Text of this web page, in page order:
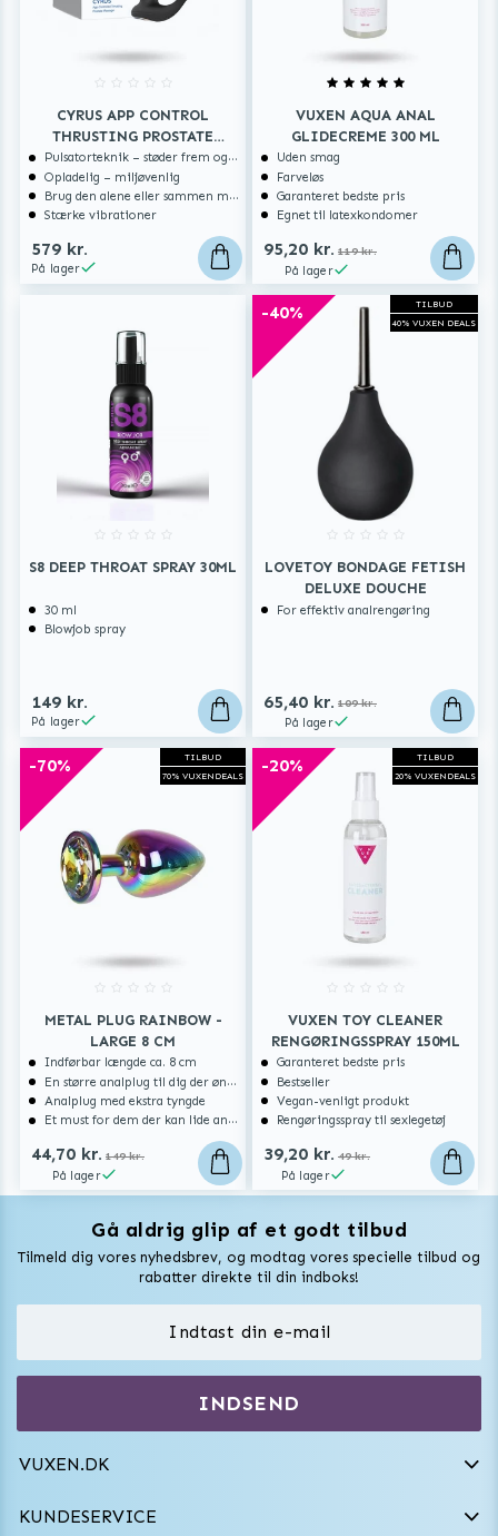
CYRUS APP CONTROL
THRUSTING PROSTATE
MASSAGER
Pulsatorteknik – støder frem og tilbage
Opladelig – miljøvenlig
Brug den alene eller sammen med en partner
Stærke vibrationer
579 kr.
På lager
VUXEN AQUA ANAL
GLIDECREME 300 ML
Uden smag
Farveløs
Garanteret bedste pris
Egnet til latexkondomer
95,20 kr. 119 kr.
På lager
S8 DEEP THROAT SPRAY 30ML
30 ml
Blowjob spray
149 kr.
På lager
TILBUD
40% VUXEN DEALS
-40%
LOVETOY BONDAGE FETISH
DELUXE DOUCHE
For effektiv analrengøring
65,40 kr. 109 kr.
På lager
TILBUD
70% VUXENDEALS
-70%
METAL PLUG RAINBOW -
LARGE 8 CM
Indførbar længde ca. 8 cm
En større analplug til dig der ønsker at blive fyldt
Analplug med ekstra tyngde
Et must for dem der kan lide analsex og analt sexlegetøj
44,70 kr. 149 kr.
På lager
TILBUD
20% VUXENDEALS
-20%
VUXEN TOY CLEANER
RENGØRINGSSPRAY 150ML
Garanteret bedste pris
Bestseller
Vegan-venligt produkt
Rengøringsspray til sexlegetøj
39,20 kr. 49 kr.
På lager
Gå aldrig glip af et godt tilbud
Tilmeld dig vores nyhedsbrev, og modtag vores specielle tilbud og
rabatter direkte til din indboks!
INDSEND
VUXEN.DK
VAT: SE556744520901
kundeservice@vuxen.dk
KUNDESERVICE
Fortryd aftale
Vuxen Magazine
Vibratorer